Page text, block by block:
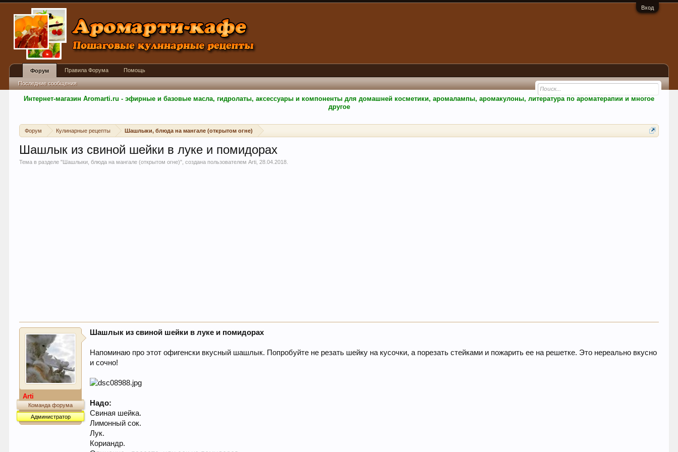
Вход
Интернет-магазин Aromarti.ru - эфирные и базовые масла, гидролаты, аксессуары и компоненты для домашней косметики, аромалампы, аромакулоны, литература по ароматерапии и многое
другое
Форум Кулинарные рецепты Шашлыки, блюда на мангале (открытом огне)
Шашлык из свиной шейки в луке и помидорах
Тема в разделе "Шашлыки, блюда на мангале (открытом огне)", создана пользователемArti ,28.04.2018
Arti
Команда форума
Администратор
Шашлык из свиной шейки в луке и помидорах
Напоминаю про этот офигенски вкусный шашлык. Попробуйте не резать шейку на кусочки, а порезать стейками и пожарить ее на решетке. Это нереально вкусно
и сочно!
Надо:
Свиная шейка.
Лимонный сок.
Лук.
Кориандр.
Форум
Последние сообщения
Правила Форума Помощь